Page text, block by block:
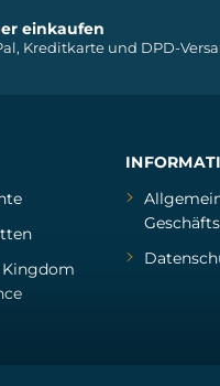
einkaufen
Kreditkarte und DPD-
Kingdom